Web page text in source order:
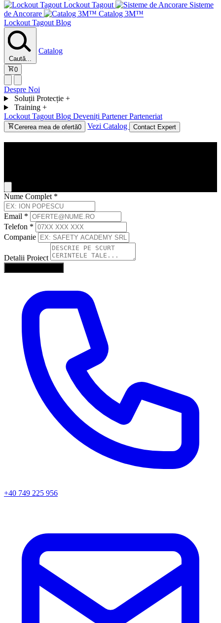
Lockout Tagout
Sisteme
de Ancorare
Catalog 3M™
Lockout Tagout Blog
Caută...
Catalog
0
Despre Noi
Soluții Protecție +
Training +
Lockout Tagout Blog Deveniți Partener Parteneriat
Cererea mea de ofertă0 Vezi Catalog Contact Expert
Nume Complet *
Email *
Telefon *
Companie
Detalii Proiect
+40 749 225 956